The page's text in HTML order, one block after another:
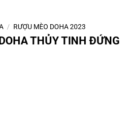
/ RƯỢU MÈO DOHA 2023
THỦY TINH ĐỨNG